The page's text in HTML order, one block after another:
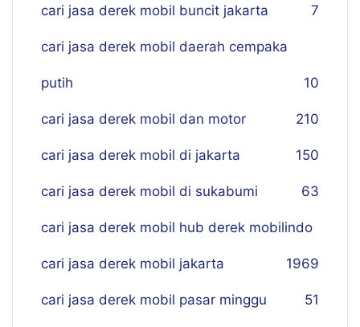
cari jasa derek mobil buncit jakarta 7
cari jasa derek mobil daerah cempaka
putih 10
cari jasa derek mobil dan motor 210
cari jasa derek mobil di jakarta 150
cari jasa derek mobil di sukabumi 63
cari jasa derek mobil hub derek mobilindo
69
cari jasa derek mobil jakarta 19
cari jasa derek mobil pasar minggu 51